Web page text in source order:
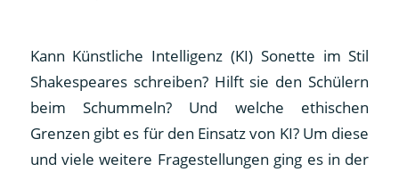
Kann Künstliche Intelligenz (KI) Sonette im Stil
Shakespeares schreiben? Hilft sie den Schülern
beim Schummeln? Und welche ethischen
Grenzen gibt es für den Einsatz von KI? Um diese
und viele weitere Fragestellungen ging es in der